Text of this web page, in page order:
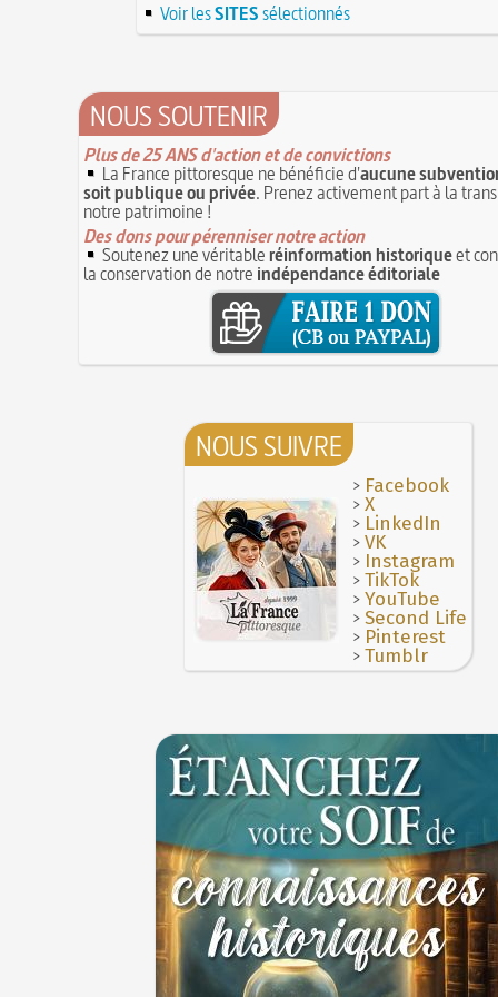
lanternes dans les rues 4 JUILLET
Voir la lune à gauche
des Francs à Noyon 3 JUILLET
Maternités, archéologie de la figure
JUILLET
Le masque de l'ingérence ou le peuple
1ER JUILLET
Hâtez-vous lentement
Troisième République (1870-1940)
Voir lesSITESsélectionnés
NOUS SOUTENIR
Plus de 25 ANS d'action et de convictions
La France pittoresque ne bénéficie d'aucune
soit publique ou privée. Prenez activement part à la
notre patrimoine !
Des dons pour pérenniser notre action
Soutenez une véritableréinformation historiqueet
la conservation de notre indépendance éditoriale
NOUS SUIVRE
> Facebook
>X
> LinkedIn
>VK
> Instagram
>TikTok
>YouTube
>Second Life
> Pinterest
>Tumblr